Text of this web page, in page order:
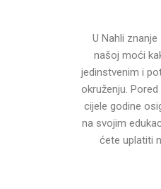
U Nahli
našoj moći
jedinstvenim i
okruženju.
cijele godine
na svojim
ćete uplatiti